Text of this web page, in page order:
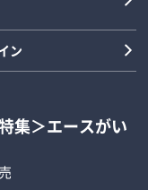
ン
集＞エースがい